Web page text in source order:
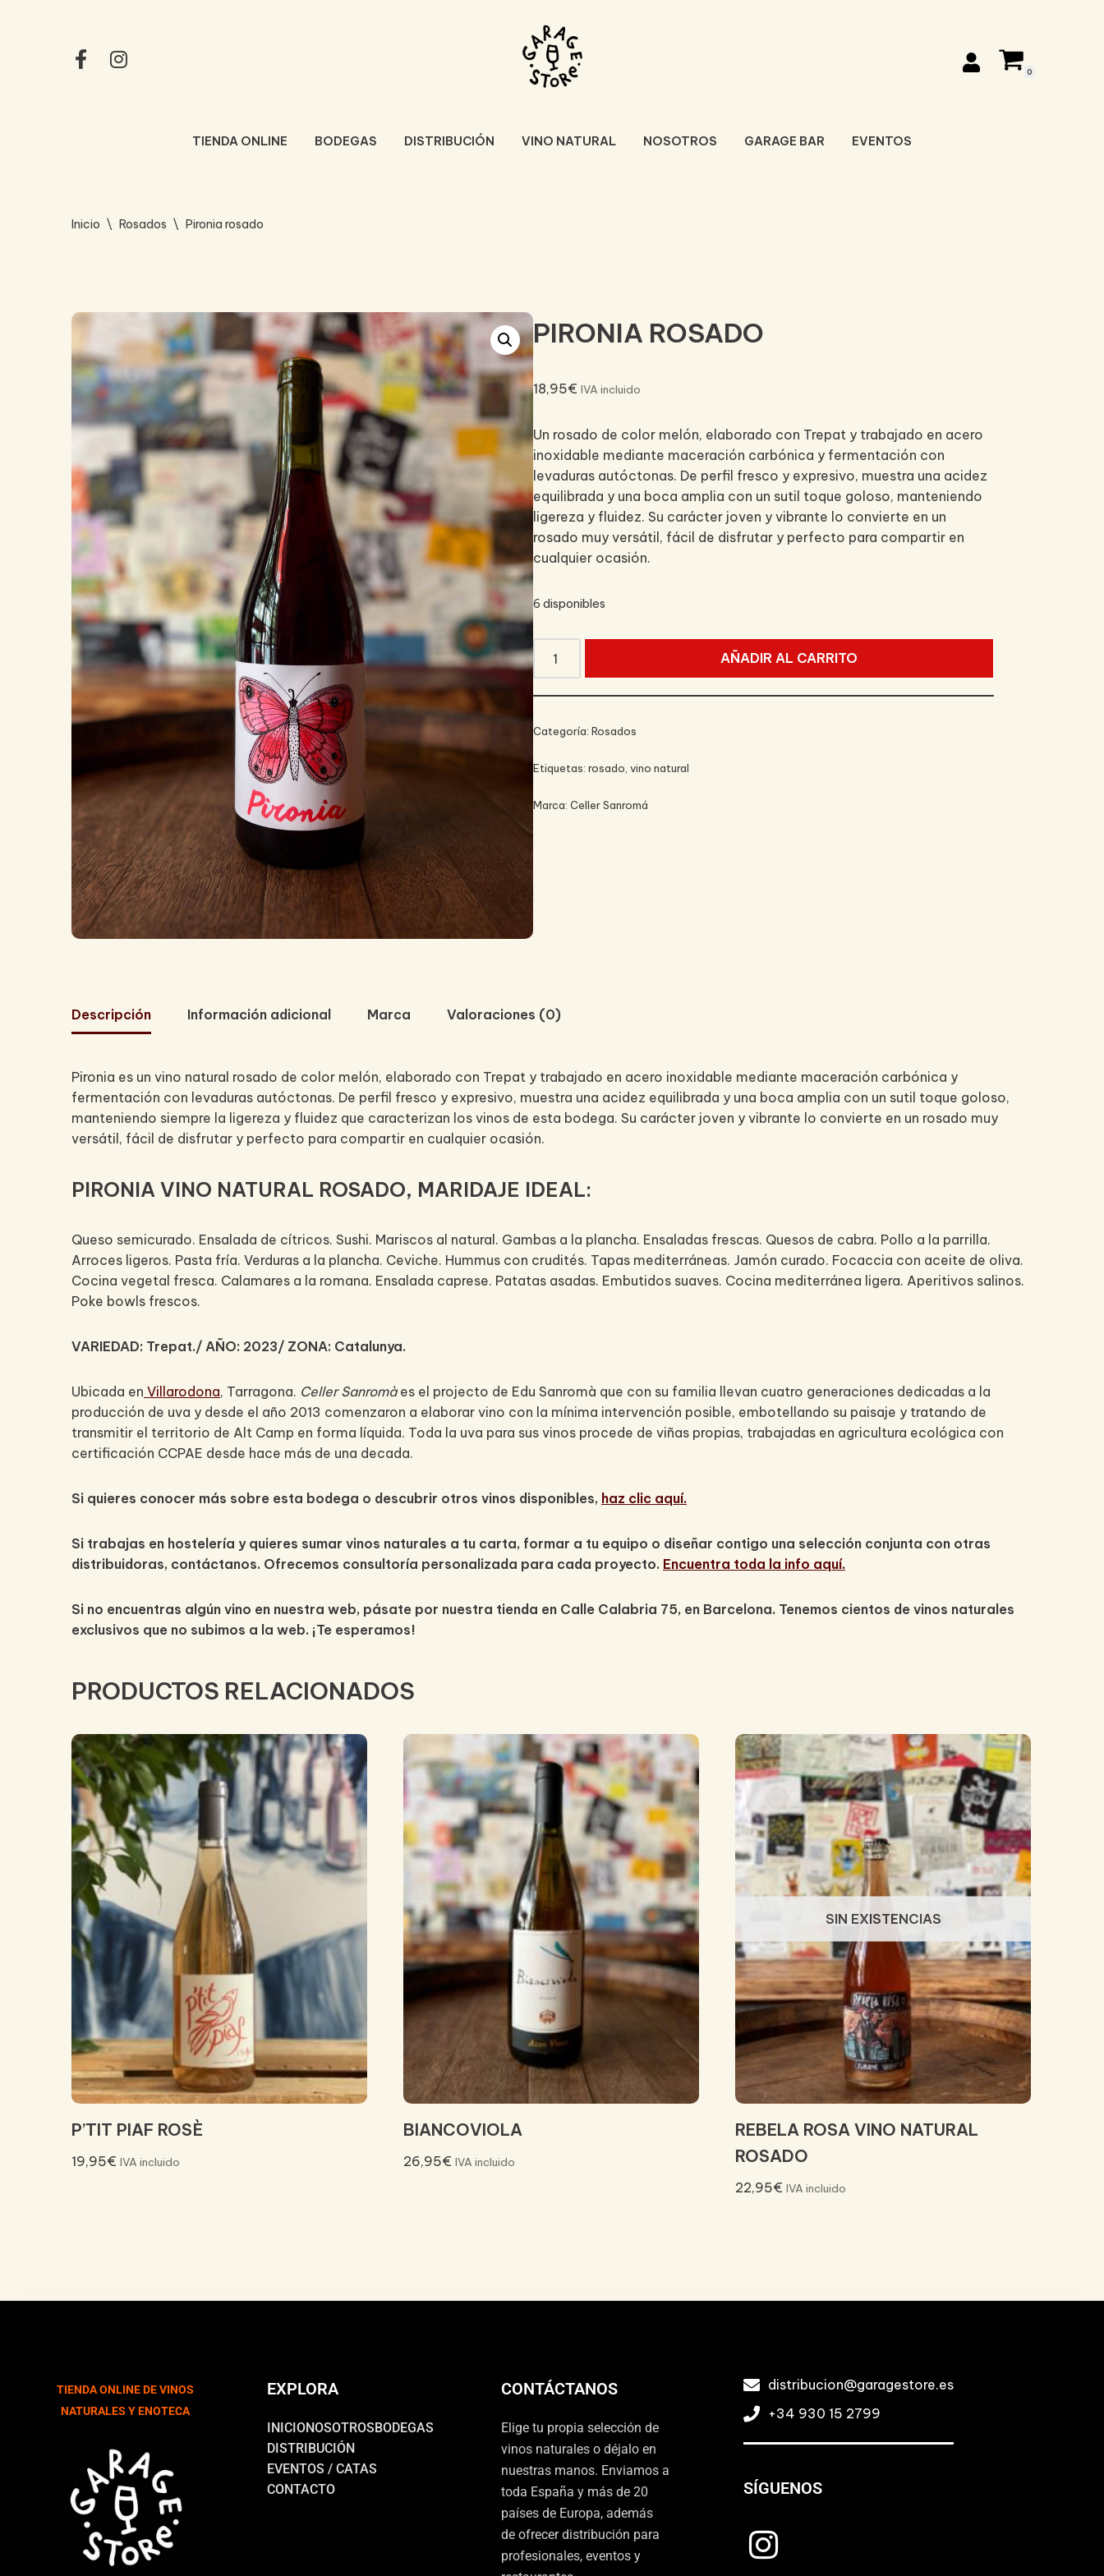
0
TIENDA ONLINE BODEGAS DISTRIBUCIÓN VINO NATURAL NOSOTROS GARAGE BAR EVENTOS
Inicio \ Rosados \ Pironia rosado
PIRONIA ROSADO
18,95€ IVA incluido
Un rosado de color melón, elaborado con Trepat y trabajado en acero
inoxidable mediante maceración carbónica y fermentación con
levaduras autóctonas. De perfil fresco y expresivo, muestra una acidez
equilibrada y una boca amplia con un sutil toque goloso, manteniendo
ligereza y fluidez. Su carácter joven y vibrante lo convierte en un
rosado muy versátil, fácil de disfrutar y perfecto para compartir en
cualquier ocasión.
6 disponibles
AÑADIR AL CARRITO
Categoría: Rosados
Etiquetas: rosado vino natural
Marca: Celler Sanromá
Descripción Información adicional Marca Valoraciones (0)
Pironia es un vino natural rosado de color melón, elaborado con Trepat y trabajado en acero inoxidable mediante maceración carbónica y
fermentación con levaduras autóctonas. De perfil fresco y expresivo, muestra una acidez equilibrada y una boca amplia con un sutil toque goloso,
manteniendo siempre la ligereza y fluidez que caracterizan los vinos de esta bodega. Su carácter joven y vibrante lo convierte en un rosado muy
versátil, fácil de disfrutar y perfecto para compartir en cualquier ocasión.
PIRONIA VINO NATURAL ROSADO, MARIDAJE IDEAL:
Queso semicurado. Ensalada de cítricos. Sushi. Mariscos al natural. Gambas a la plancha. Ensaladas frescas. Quesos de cabra. Pollo a la parrilla.
Arroces ligeros. Pasta fría. Verduras a la plancha. Ceviche. Hummus con crudités. Tapas mediterráneas. Jamón curado. Focaccia con aceite de oliva.
Cocina vegetal fresca. Calamares a la romana. Ensalada caprese. Patatas asadas. Embutidos suaves. Cocina mediterránea ligera. Aperitivos salinos.
Poke bowls frescos.
VARIEDAD: Trepat./ AÑO: 2023/ ZONA: Catalunya.
Ubicada en Villarodona, Tarragona. Celler Sanromàes el projecto de Edu Sanromà que con su familia llevan cuatro generaciones dedicadas a la
producción de uva y desde el año 2013 comenzaron a elaborar vino con la mínima intervención posible, embotellando su paisaje y tratando de
transmitir el territorio de Alt Camp en forma líquida. Toda la uva para sus vinos procede de viñas propias, trabajadas en agricultura ecológica con
certificación CCPAE desde hace más de una decada.
Si quieres conocer más sobre esta bodega o descubrir otros vinos disponibles, haz clic aquí.
Si trabajas en hostelería y quieres sumar vinos naturales a tu carta, formar a tu equipo o diseñar contigo una selección conjunta con otras
distribuidoras, contáctanos. Ofrecemos consultoría personalizada para cada proyecto. Encuentra toda la info aquí.
Si no encuentras algún vino en nuestra web, pásate por nuestra tienda en Calle Calabria 75, en Barcelona. Tenemos cientos de vinos naturales
exclusivos que no subimos a la web. ¡Te esperamos!
PRODUCTOS RELACIONADOS
P’TIT PIAF ROSÈ
19,95€ IVA incluido
BIANCOVIOLA
26,95€ IVA incluido
SIN EXISTENCIAS
REBELA ROSA VINO NATURAL
ROSADO
22,95€ IVA incluido
TIENDA ONLINE DE VINOS
NATURALES Y ENOTECA
EXPLORA
INICIONOSOTROSBODEGAS
DISTRIBUCIÓN
EVENTOS / CATAS
CONTACTO
CONTÁCTANOS
Elige tu propia selección de
vinos naturales o déjalo en
nuestras manos. Enviamos a
toda España y más de 20
países de Europa, además
de ofrecer distribución para
profesionales, eventos y
distribucion@garagestore.es
+34 930 15 2799
SÍGUENOS